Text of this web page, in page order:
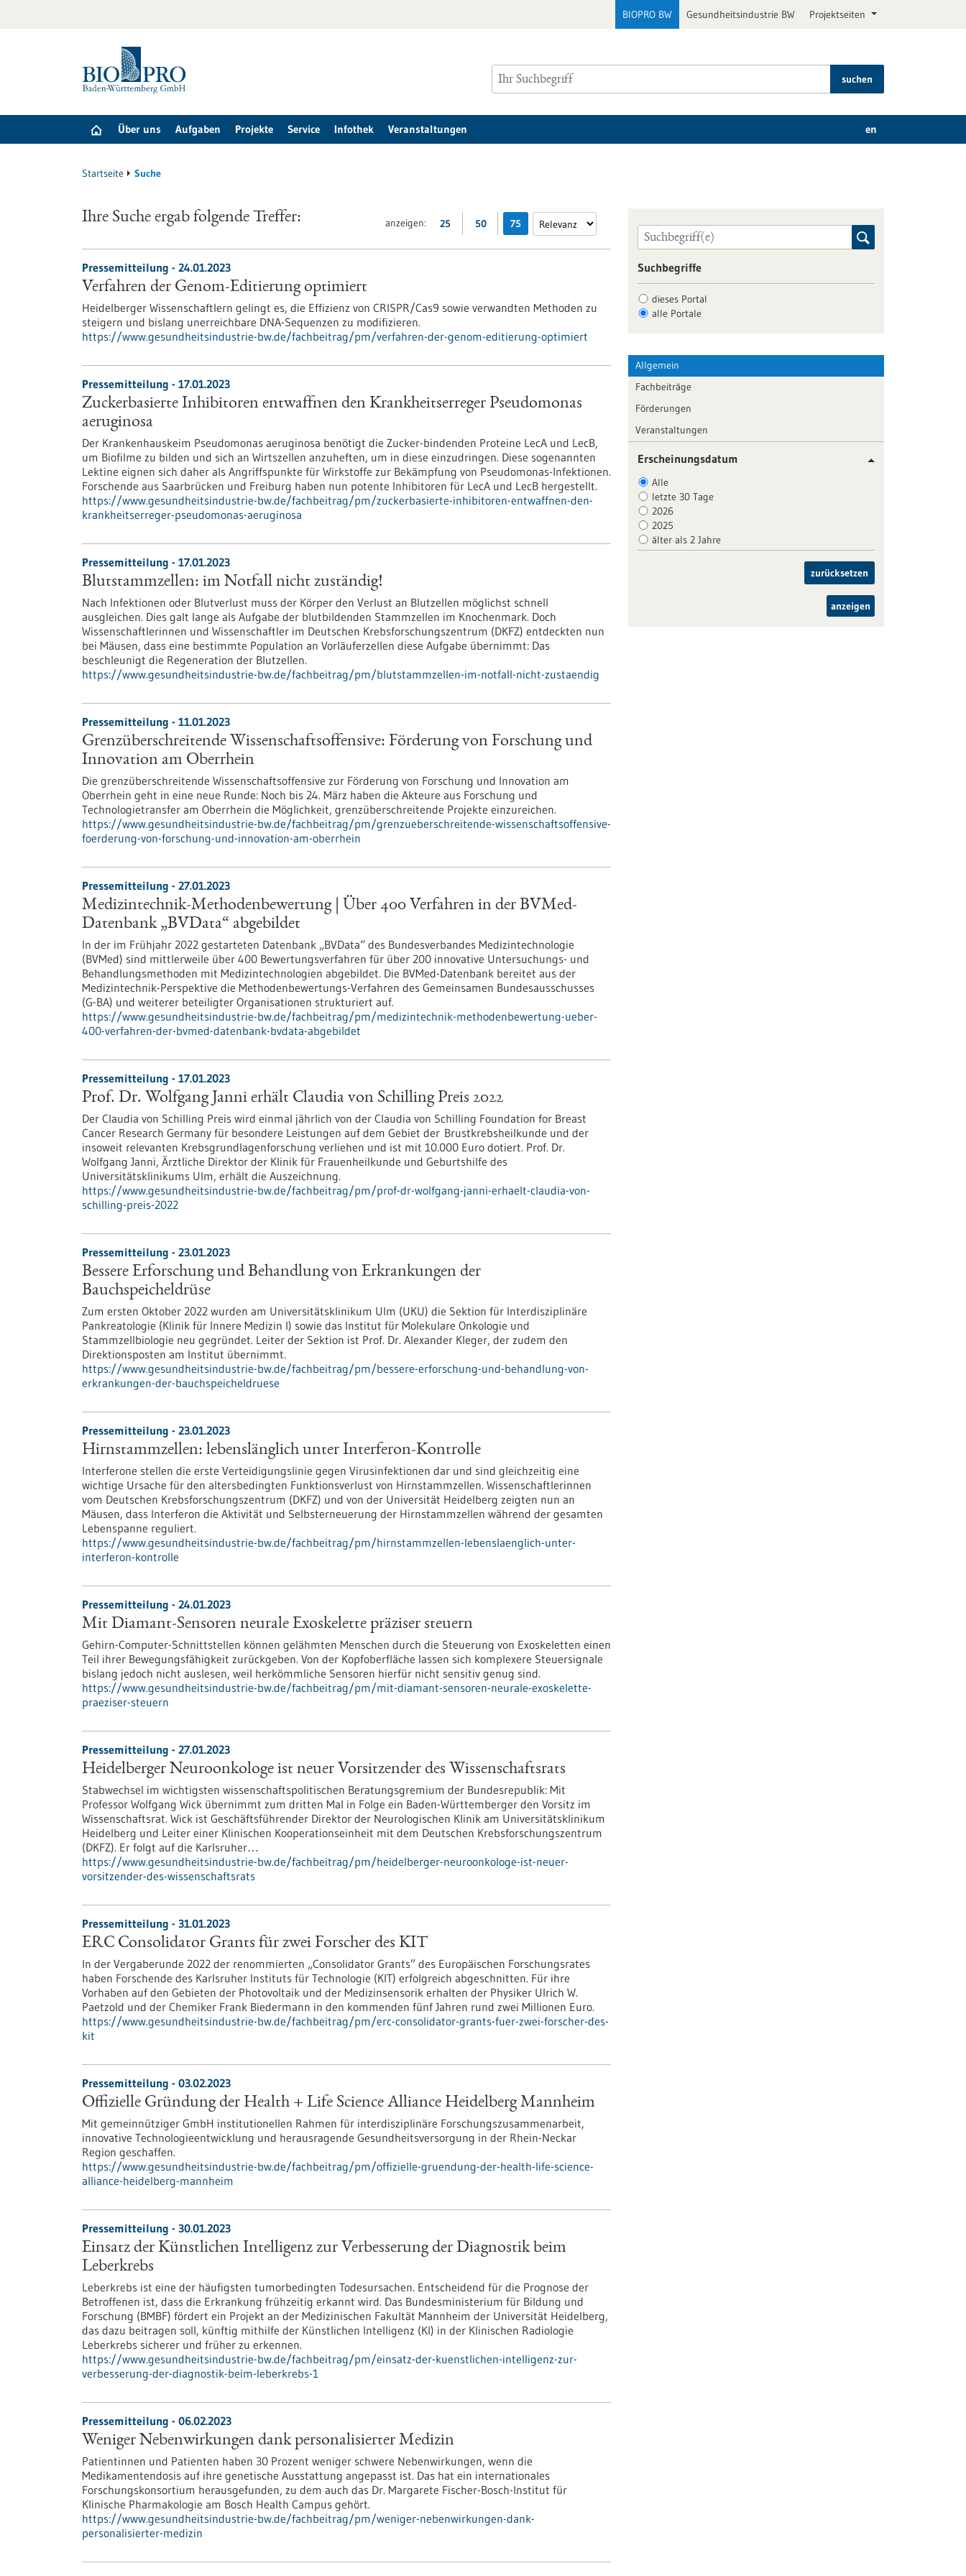
BIOPRO BW Gesundheitsindustrie BW Projektseiten
suchen
Über uns Aufgaben Projekte Service Infothek Veranstaltungen en
Startseite Suche
anzeigen: 25 50 75
Ihre Suche ergab folgende Treffer:
Pressemitteilung - 24.01.2023
Verfahren der Genom-Editierung optimiert
Heidelberger Wissenschaftlern gelingt es, die Effizienz von CRISPR/Cas9 sowie verwandten Methoden zu
steigern und bislang unerreichbare DNA-Sequenzen zu modifizieren.
https://www.gesundheitsindustrie-bw.de/fachbeitrag/pm/verfahren-der-genom-editierung-optimiert
Pressemitteilung - 17.01.2023
Zuckerbasierte Inhibitoren entwaffnen den Krankheitserreger Pseudomonas
aeruginosa
Der Krankenhauskeim Pseudomonas aeruginosa benötigt die Zucker-bindenden Proteine LecA und LecB,
um Biofilme zu bilden und sich an Wirtszellen anzuheften, um in diese einzudringen. Diese sogenannten
Lektine eignen sich daher als Angriffspunkte für Wirkstoffe zur Bekämpfung von Pseudomonas-Infektionen.
Forschende aus Saarbrücken und Freiburg haben nun potente Inhibitoren für LecA und LecB hergestellt.
https://www.gesundheitsindustrie-bw.de/fachbeitrag/pm/zuckerbasierte-inhibitoren-entwaffnen-den-
krankheitserreger-pseudomonas-aeruginosa
Pressemitteilung - 17.01.2023
Blutstammzellen: im Notfall nicht zuständig!
Nach Infektionen oder Blutverlust muss der Körper den Verlust an Blutzellen möglichst schnell
ausgleichen. Dies galt lange als Aufgabe der blutbildenden Stammzellen im Knochenmark. Doch
Wissenschaftlerinnen und Wissenschaftler im Deutschen Krebsforschungszentrum (DKFZ) entdeckten nun
bei Mäusen, dass eine bestimmte Population an Vorläuferzellen diese Aufgabe übernimmt: Das
beschleunigt die Regeneration der Blutzellen.
https://www.gesundheitsindustrie-bw.de/fachbeitrag/pm/blutstammzellen-im-notfall-nicht-zustaendig
Pressemitteilung - 11.01.2023
Grenzüberschreitende Wissenschaftsoffensive: Förderung von Forschung und
Innovation am Oberrhein
Die grenzüberschreitende Wissenschaftsoffensive zur Förderung von Forschung und Innovation am
Oberrhein geht in eine neue Runde: Noch bis 24. März haben die Akteure aus Forschung und
Technologietransfer am Oberrhein die Möglichkeit, grenzüberschreitende Projekte einzureichen.
https://www.gesundheitsindustrie-bw.de/fachbeitrag/pm/grenzueberschreitende-wissenschaftsoffensive-
foerderung-von-forschung-und-innovation-am-oberrhein
Pressemitteilung - 27.01.2023
Medizintechnik-Methodenbewertung | Über 400 Verfahren in der BVMed-
Datenbank „BVData“ abgebildet
In der im Frühjahr 2022 gestarteten Datenbank „BVData“ des Bundesverbandes Medizintechnologie
(BVMed) sind mittlerweile über 400 Bewertungsverfahren für über 200 innovative Untersuchungs- und
Behandlungsmethoden mit Medizintechnologien abgebildet. Die BVMed-Datenbank bereitet aus der
Medizintechnik-Perspektive die Methodenbewertungs-Verfahren des Gemeinsamen Bundesausschusses
(G-BA) und weiterer beteiligter Organisationen strukturiert auf.
https://www.gesundheitsindustrie-bw.de/fachbeitrag/pm/medizintechnik-methodenbewertung-ueber-
400-verfahren-der-bvmed-datenbank-bvdata-abgebildet
Pressemitteilung - 17.01.2023
Prof. Dr. Wolfgang Janni erhält Claudia von Schilling Preis 2022
Der Claudia von Schilling Preis wird einmal jährlich von der Claudia von Schilling Foundation for Breast
Cancer Research Germany für besondere Leistungen auf dem Gebiet der Brustkrebsheilkunde und der
insoweit relevanten Krebsgrundlagenforschung verliehen und ist mit 10.000 Euro dotiert. Prof. Dr.
Wolfgang Janni, Ärztliche Direktor der Klinik für Frauenheilkunde und Geburtshilfe des
Universitätsklinikums Ulm, erhält die Auszeichnung.
https://www.gesundheitsindustrie-bw.de/fachbeitrag/pm/prof-dr-wolfgang-janni-erhaelt-claudia-von-
schilling-preis-2022
Pressemitteilung - 23.01.2023
Bessere Erforschung und Behandlung von Erkrankungen der
Bauchspeicheldrüse
Zum ersten Oktober 2022 wurden am Universitätsklinikum Ulm (UKU) die Sektion für Interdisziplinäre
Pankreatologie (Klinik für Innere Medizin I) sowie das Institut für Molekulare Onkologie und
Stammzellbiologie neu gegründet. Leiter der Sektion ist Prof. Dr. Alexander Kleger, der zudem den
Direktionsposten am Institut übernimmt.
https://www.gesundheitsindustrie-bw.de/fachbeitrag/pm/bessere-erforschung-und-behandlung-von-
erkrankungen-der-bauchspeicheldruese
Pressemitteilung - 23.01.2023
Hirnstammzellen: lebenslänglich unter Interferon-Kontrolle
Interferone stellen die erste Verteidigungslinie gegen Virusinfektionen dar und sind gleichzeitig eine
wichtige Ursache für den altersbedingten Funktionsverlust von Hirnstammzellen. Wissenschaftlerinnen
vom Deutschen Krebsforschungszentrum (DKFZ) und von der Universität Heidelberg zeigten nun an
Mäusen, dass Interferon die Aktivität und Selbsterneuerung der Hirnstammzellen während der gesamten
Lebenspanne reguliert.
https://www.gesundheitsindustrie-bw.de/fachbeitrag/pm/hirnstammzellen-lebenslaenglich-unter-
interferon-kontrolle
Pressemitteilung - 24.01.2023
Mit Diamant-Sensoren neurale Exoskelette präziser steuern
Gehirn-Computer-Schnittstellen können gelähmten Menschen durch die Steuerung von Exoskeletten einen
Teil ihrer Bewegungsfähigkeit zurückgeben. Von der Kopfoberfläche lassen sich komplexere Steuersignale
bislang jedoch nicht auslesen, weil herkömmliche Sensoren hierfür nicht sensitiv genug sind.
https://www.gesundheitsindustrie-bw.de/fachbeitrag/pm/mit-diamant-sensoren-neurale-exoskelette-
praeziser-steuern
Pressemitteilung - 27.01.2023
Heidelberger Neuroonkologe ist neuer Vorsitzender des Wissenschaftsrats
Stabwechsel im wichtigsten wissenschaftspolitischen Beratungsgremium der Bundesrepublik: Mit
Professor Wolfgang Wick übernimmt zum dritten Mal in Folge ein Baden-Württemberger den Vorsitz im
Wissenschaftsrat. Wick ist Geschäftsführender Direktor der Neurologischen Klinik am Universitätsklinikum
Heidelberg und Leiter einer Klinischen Kooperationseinheit mit dem Deutschen Krebsforschungszentrum
(DKFZ). Er folgt auf die Karlsruher…
https://www.gesundheitsindustrie-bw.de/fachbeitrag/pm/heidelberger-neuroonkologe-ist-neuer-
vorsitzender-des-wissenschaftsrats
Pressemitteilung - 31.01.2023
ERC Consolidator Grants für zwei Forscher des KIT
In der Vergaberunde 2022 der renommierten „Consolidator Grants” des Europäischen Forschungsrates
haben Forschende des Karlsruher Instituts für Technologie (KIT) erfolgreich abgeschnitten. Für ihre
Vorhaben auf den Gebieten der Photovoltaik und der Medizinsensorik erhalten der Physiker Ulrich W.
Paetzold und der Chemiker Frank Biedermann in den kommenden fünf Jahren rund zwei Millionen Euro.
https://www.gesundheitsindustrie-bw.de/fachbeitrag/pm/erc-consolidator-grants-fuer-zwei-forscher-des-
kit
Pressemitteilung - 03.02.2023
Offizielle Gründung der Health + Life Science Alliance Heidelberg Mannheim
Mit gemeinnütziger GmbH institutionellen Rahmen für interdisziplinäre Forschungszusammenarbeit,
innovative Technologieentwicklung und herausragende Gesundheitsversorgung in der Rhein-Neckar
Region geschaffen.
https://www.gesundheitsindustrie-bw.de/fachbeitrag/pm/offizielle-gruendung-der-health-life-science-
alliance-heidelberg-mannheim
Pressemitteilung - 30.01.2023
Einsatz der Künstlichen Intelligenz zur Verbesserung der Diagnostik beim
Leberkrebs
Leberkrebs ist eine der häufigsten tumorbedingten Todesursachen. Entscheidend für die Prognose der
Betroffenen ist, dass die Erkrankung frühzeitig erkannt wird. Das Bundesministerium für Bildung und
Forschung (BMBF) fördert ein Projekt an der Medizinischen Fakultät Mannheim der Universität Heidelberg,
das dazu beitragen soll, künftig mithilfe der Künstlichen Intelligenz (KI) in der Klinischen Radiologie
Leberkrebs sicherer und früher zu erkennen.
https://www.gesundheitsindustrie-bw.de/fachbeitrag/pm/einsatz-der-kuenstlichen-intelligenz-zur-
verbesserung-der-diagnostik-beim-leberkrebs-1
Pressemitteilung - 06.02.2023
Weniger Nebenwirkungen dank personalisierter Medizin
Patientinnen und Patienten haben 30 Prozent weniger schwere Nebenwirkungen, wenn die
Medikamentendosis auf ihre genetische Ausstattung angepasst ist. Das hat ein internationales
Forschungskonsortium herausgefunden, zu dem auch das Dr. Margarete Fischer-Bosch-Institut für
Klinische Pharmakologie am Bosch Health Campus gehört.
https://www.gesundheitsindustrie-bw.de/fachbeitrag/pm/weniger-nebenwirkungen-dank-
personalisierter-medizin
Suchbegriffe
dieses Portal
alle Portale
Allgemein
Fachbeiträge
Förderungen
Veranstaltungen
Erscheinungsdatum
Alle
letzte 30 Tage
2026
2025
älter als 2 Jahre
zurücksetzen
anzeigen